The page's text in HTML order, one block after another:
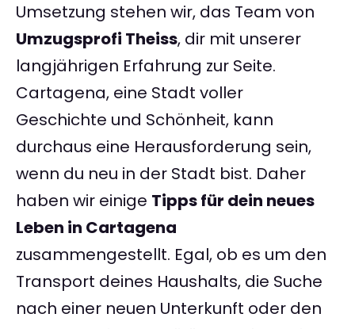
Umsetzung stehen wir, das Team von
Umzugsprofi Theiss, dir mit unserer
langjährigen Erfahrung zur Seite.
Cartagena, eine Stadt voller
Geschichte und Schönheit, kann
durchaus eine Herausforderung sein,
wenn du neu in der Stadt bist. Daher
haben wir einige Tipps für dein neues
Leben in Cartagena
zusammengestellt. Egal, ob es um den
Transport deines Haushalts, die Suche
nach einer neuen Unterkunft oder den